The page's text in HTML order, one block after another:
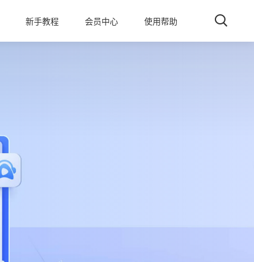
新手教程 会员中心 使用帮助